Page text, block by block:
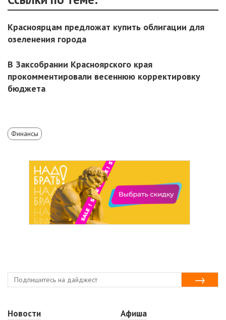
Красноярцам предложат купить облигации для
озеленения города
В Заксобрании Красноярского края
прокомментировали весеннюю корректировку
бюджета
Финансы
Новости
Афиша